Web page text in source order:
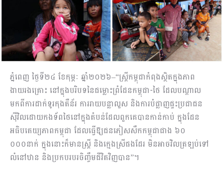
ភ្នំពេញ ថ្ងៃទី២៤ ខែកុម្ភៈ ឆ្នាំ២០២៦–“ស្ត្រីកម្ពុជាកំពុងស្ថិតក្នុងភាព
ងាយរងគ្រោះ នៅក្នុងបរិបទនៃជម្លោះព្រំដែនកម្ពុជា-ថៃ ដែលបណ្តាល
មកពីការដាក់ទូរកុងតឺន័រ ការរាយបន្លាលួស និងការបំផ្លាញផ្ទះប្រជាជន
ស៊ីវិលដោយកងទ័ពថៃនៅក្នុងតំបន់ដែលពួកគេបានកាន់កាប់ ក្នុងដែន
អធិបតេយ្យភាពកម្ពុជា ដែលធ្វើឱ្យជនភៀសសឹកកម្ពុជាជាង ៦០
០០០នាក់ ក្នុងនោះក៏មានស្ត្រី និងក្មេងស្រីផងដែរ មិនអាចវិលត្រឡប់ទៅ
លំនៅឋាន និងប្រកបរបរចិញ្ចឹមជីវិតវិញបាន”។